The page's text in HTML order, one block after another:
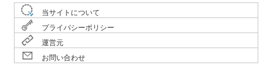
当サイトについて
プライバシーポリシー
運営元
お問い合わせ